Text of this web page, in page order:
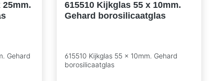
25mm.
Gehard
615510 Kijkglas 55 x 10mm.
Gehard borosilicaatglas
615510 Kijkglas 55 x 10mm. Gehard
borosilicaatglas